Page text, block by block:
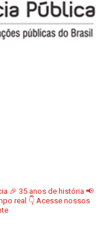
🎉 35 anos de história 📢
real 👇 Acesse nossos